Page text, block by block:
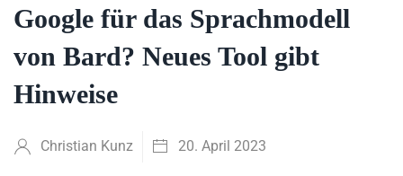
Google für das Sprachmodell
von Bard? Neues Tool gibt
Hinweise
Christian Kunz 20. April 2023